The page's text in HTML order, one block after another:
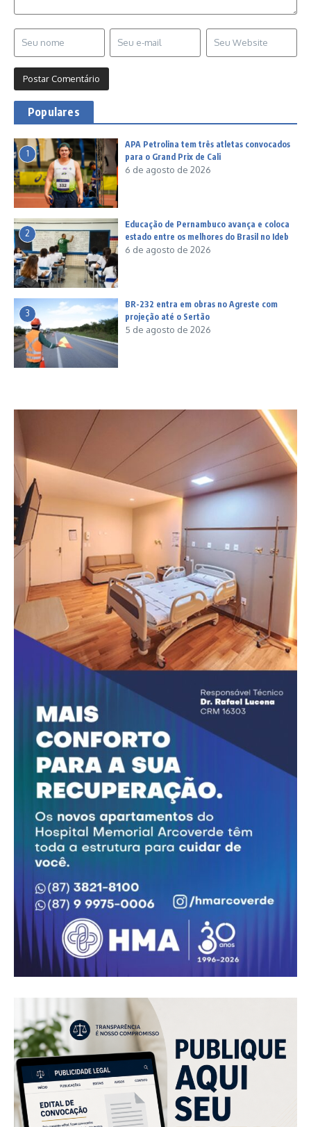
Populares
1
APA Petrolina tem três atletas convocados
para o Grand Prix de Cali
6 de agosto de 2026
2
Educação de Pernambuco avança e coloca
estado entre os melhores do Brasil no Ideb
6 de agosto de 2026
3
BR-232 entra em obras no Agreste com
projeção até o Sertão
5 de agosto de 2026